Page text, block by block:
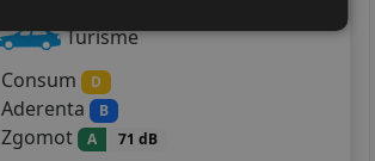
Turisme
Consum
D
Aderenta B
Zgomot A 71 dB